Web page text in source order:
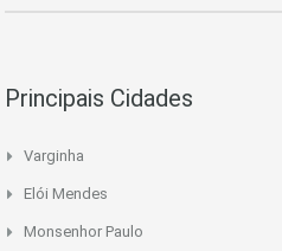
Principais Cidades
Varginha
Elói Mendes
Monsenhor Paulo